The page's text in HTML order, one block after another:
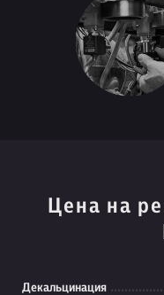
Цена на
Декальцинация